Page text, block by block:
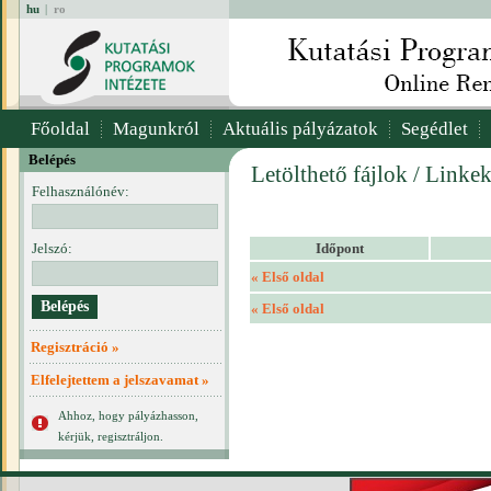
hu | ro
Főoldal Magunkról Aktuális pályázatok Segédlet
Belépés
Felhasználónév:
Jelszó:
Regisztráció »
Elfelejtettem a jelszavamat »
Ahhoz, hogy pályázhasson,
kérjük, regisztráljon.
Letölthető fájlok / Linkek
Időpont
« Első oldal
« Első oldal